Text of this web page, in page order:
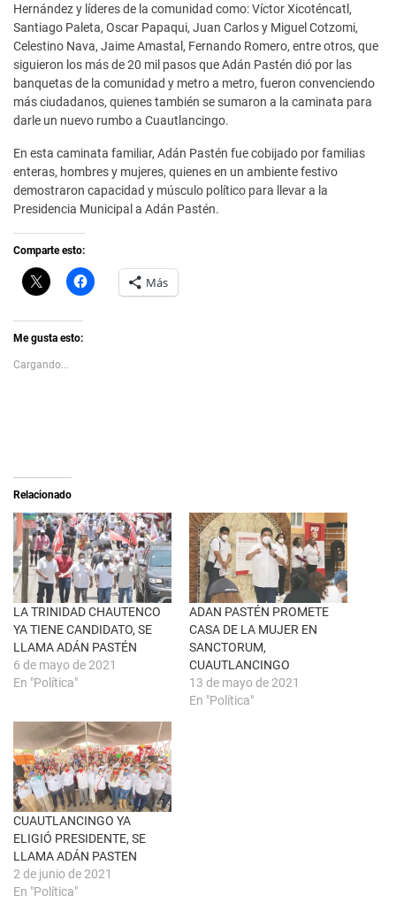
Hernández y líderes de la comunidad como: Víctor Xicoténcatl,
Santiago Paleta, Oscar Papaqui, Juan Carlos y Miguel Cotzomi,
Celestino Nava, Jaime Amastal, Fernando Romero, entre otros, que
siguieron los más de 20 mil pasos que Adán Pastén dió por las
banquetas de la comunidad y metro a metro, fueron convenciendo
más ciudadanos, quienes también se sumaron a la caminata para
darle un nuevo rumbo a Cuautlancingo.
En esta caminata familiar, Adán Pastén fue cobijado por familias
enteras, hombres y mujeres, quienes en un ambiente festivo
demostraron capacidad y músculo político para llevar a la
Presidencia Municipal a Adán Pastén.
Comparte esto:
C
l
k
t
s
h
e
b
r
e
e
n
u
n
a
v
e
n
t
a
n
a
n
u
H
a
e
n
F
a
c
e
b
o
o
k
(
S
e
a
b
u
n
a
v
e
n
t
a
n
a
n
u
e
v
Más
Me gusta esto:
Cargando...
Relacionado
LA TRINIDAD CHAUTENCO
YA TIENE CANDIDATO, SE
LLAMA ADÁN PASTÉN
6 de mayo de 2021
En "Política"
ADAN PASTÉN PROMETE
CASA DE LA MUJER EN
SANCTORUM,
CUAUTLANCINGO
13 de mayo de 2021
En "Política"
CUAUTLANCINGO YA
ELIGIÓ PRESIDENTE, SE
LLAMA ADÁN PASTEN
2 de junio de 2021
En "Política"